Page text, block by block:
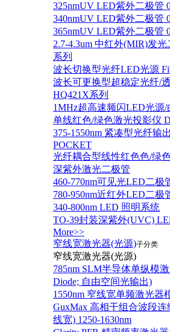
325nmUV LED紫外二极管
340nmUV LED紫外二极管
365nmUV LED紫外二极管
2.7-4.3um 中红外(MIR)发
系列
波长切换型光纤LED光源
波长可更换型超稳定光纤/
HQ421X系列
1MHz超高速频闪LED光源/
单线红色/绿色激光投影仪
375-1550nm 紧凑型光纤输
POCKET
光纤耦合型线性红色色/绿
深紫外激光二极管
460-770nm可见光LED二极
780-950nm近红外LED二极
340-800nm LED 照明系统
TO-39封装深紫外(UVC)
More>>
窄线宽激光器(光源)子分类
窄线宽激光器(光源)
785nm SLM半导体单纵模
Diode; 自由空间光输出)
1550nm 窄线宽单频激光器
GuxMax 高相干组合波段
线宽) 1250-1630nm